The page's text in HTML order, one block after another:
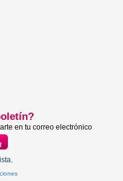
en tu correo electrónico
.